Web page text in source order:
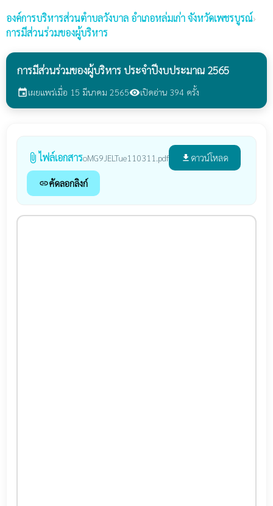
องค์การบริหารส่วนตำบลวังบาล อำเภอหล่มเก่า จังหวัดเพชรบูรณ์›
การมีส่วนร่วมของผู้บริหาร
การมีส่วนร่วมของผู้บริหาร ประจำปีงบประมาณ 2565
eventเผยแพร่เมื่อ 15 มีนาคม 2565visibilityเปิดอ่าน 394 ครั้ง
attach_file ไฟล์เอกสารoMG9JELTue110311.pdf file_download ดาวน์โหลด
linkคัดลอกลิงก์